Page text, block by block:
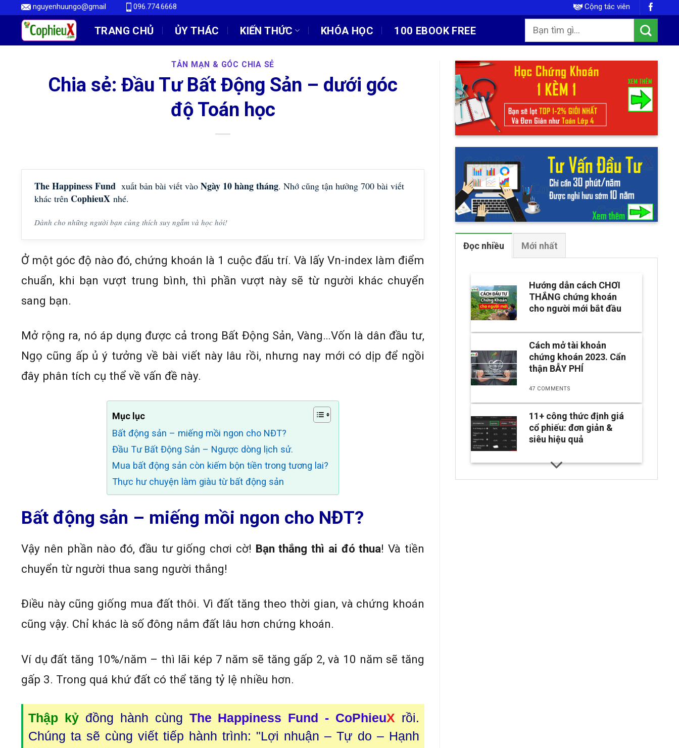
Skip
content
nguyenhuungo@gmail 096.774.6668 Cộng tác viên
TRANG CHỦ ỦY THÁC KIẾN THỨC KHÓA HỌC 100 EBOOK FREE
TẢN MẠN & GÓC CHIA SẺ
Chia sẻ: Đầu Tư Bất Động Sản – dưới góc
độ Toán học
The Happiness Fund xuất bản bài viết vào Ngày 10 hàng tháng. Nhớ cũng tận hưởng 700 bài viết
khác trên CophieuX nhé.
Dành cho những người bạn cùng thích suy ngẫm và học hỏi!
Ở một góc độ nào đó, chứng khoán là 1 cuộc đấu trí. Và lấy Vn-index làm điểm
chuẩn, khi bạn vượt trung bình, thì phần vượt này sẽ từ người khác chuyển
sang bạn.
Mở rộng ra, nó áp dụng được cả trong Bất Động Sản, Vàng…Vốn là dân đầu tư,
Ngọ cũng ấp ủ ý tưởng về bài viết này lâu rồi, nhưng nay mới có dịp để ngồi
đây phân tích cụ thể về vấn đề này.
Mục lục
Bất động sản – miếng mồi ngon cho NĐT?
Đầu Tư Bất Động Sản – Ngược dòng lịch sử.
Mua bất động sản còn kiếm bộn tiền trong tương lai?
Thực hư chuyện làm giàu từ bất động sản
Bất động sản – miếng mồi ngon cho NĐT?
Vậy nên phần nào đó, đầu tư giống chơi cờ! Bạn thắng thì ai đó thua! Và tiền
chuyển từ người thua sang người thắng!
Điều này cũng giống mua đất thôi. Vì đất tăng theo thời gian, và chứng khoán
cũng vậy. Chỉ khác là số đông nắm đất lâu hơn chứng khoán.
Ví dụ đất tăng 10%/năm – thì lãi kép 7 năm sẽ tăng gấp 2, và 10 năm sẽ tăng
gấp 3. Trong quá khứ đất có thể tăng tỷ lệ nhiều hơn.
Thập kỷ đồng hành cùng The Happiness Fund - CoPhieuX rồi.
Chúng ta sẽ cùng viết tiếp hành trình: "Lợi nhuận – Tự do – Hạnh
Đọc nhiều Mới nhất
Hướng dẫn cách CHƠI
THẮNG chứng khoán
cho người mới bắt đầu
Cách mở tài khoản
chứng khoán 2023. Cẩn
thận BẪY PHÍ
47 COMMENTS
11+ công thức định giá
cổ phiếu: đơn giản &
siêu hiệu quả